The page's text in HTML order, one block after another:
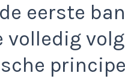
eerste
volledig